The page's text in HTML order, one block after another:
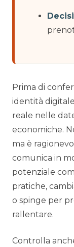
Prima di
identità
reale nelle
economiche.
ma è
comunica in
potenziale
pratiche,
o spinge per
rallentare.
Controlla